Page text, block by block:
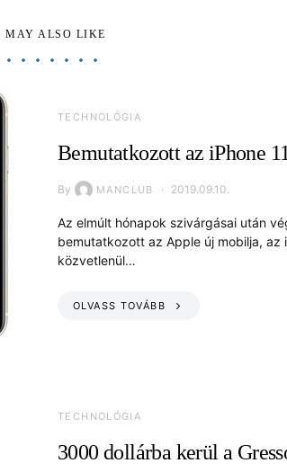
MAY ALSO LIKE
TECHNOLÓGIA
Bemutatkozott az iPhone 11
By MANCLUB 2019.09.10.
Az elmúlt hónapok szivárgásai után
bemutatkozott az Apple új mobilja, az
közvetlenül…
OLVASS TOVÁBB
TECHNOLÓGIA
3000 dollárba kerül a